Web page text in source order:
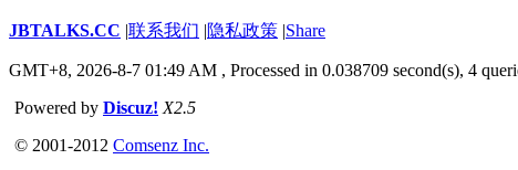
JBTALKS.CC |联系我们 |隐私政策 |Share
GMT+8, 2026-8-7 01:49 AM , Processed in 0.038709 second(s), 4
Powered by Discuz! X2.5
© 2001-2012 Comsenz Inc.